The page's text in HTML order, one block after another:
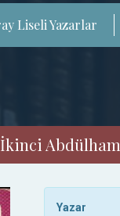
Liseli Yazarlar
Yazar